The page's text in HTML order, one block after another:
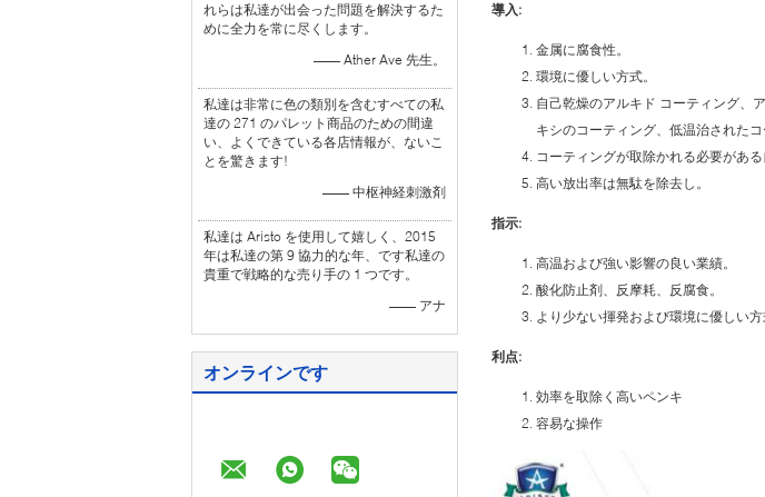
れらは私達が出会った問題を解決するた
めに全力を常に尽くします。
—— Ather Ave 先生。
私達は非常に色の類別を含むすべての私
達の 271 のパレット商品のための間違
い、よくできている各店情報が、ないこ
とを驚きます!
—— 中枢神経刺激剤
私達は Aristo を使用して嬉しく、2015
年は私達の第 9 協力的な年、です私達の
貴重で戦略的な売り手の 1 つです。
—— アナ
オンラインです
導入:
金属に腐食性。
環境に優しい方式。
自己乾燥のアルキド コーティング、
キシのコーティング、低温治された
コーティングが取除かれる必要があ
高い放出率は無駄を除去し。
指示:
高温および強い影響の良い業績。
酸化防止剤、反摩耗、反腐食。
より少ない揮発および環境に優しい方
利点:
効率を取除く高いペンキ
容易な操作